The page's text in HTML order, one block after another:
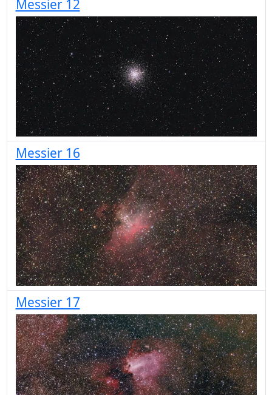
Messier 12
Messier 16
Messier 17